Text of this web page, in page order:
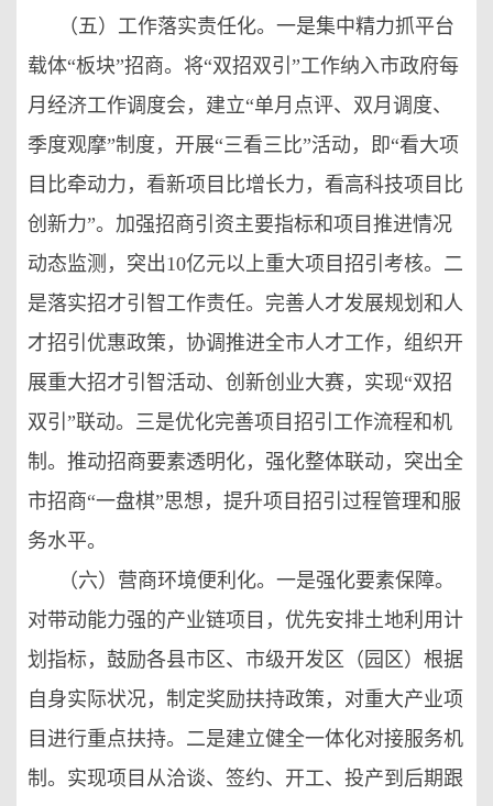
（五）工作落实责任化。一是集中精力抓平台
载体“板块”招商。将“双招双引”工作纳入市政府每
月经济工作调度会，建立“单月点评、双月调度、
季度观摩”制度，开展“三看三比”活动，即“看大项
目比牵动力，看新项目比增长力，看高科技项目比
创新力”。加强招商引资主要指标和项目推进情况
动态监测，突出10亿元以上重大项目招引考核。二
是落实招才引智工作责任。完善人才发展规划和人
才招引优惠政策，协调推进全市人才工作，组织开
展重大招才引智活动、创新创业大赛，实现“双招
双引”联动。三是优化完善项目招引工作流程和机
制。推动招商要素透明化，强化整体联动，突出全
市招商“一盘棋”思想，提升项目招引过程管理和服
务水平。
（六）营商环境便利化。一是强化要素保障。
对带动能力强的产业链项目，优先安排土地利用计
划指标，鼓励各县市区、市级开发区（园区）根据
自身实际状况，制定奖励扶持政策，对重大产业项
目进行重点扶持。二是建立健全一体化对接服务机
制。实现项目从洽谈、签约、开工、投产到后期跟